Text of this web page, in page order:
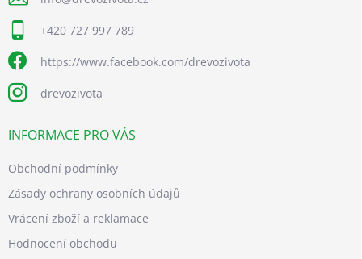
+420 727 997 789
https://www.facebook.com/drevozivota
drevozivota
INFORMACE PRO VÁS
Obchodní podmínky
Zásady ochrany osobních údajů
Vrácení zboží a reklamace
Hodnocení obchodu